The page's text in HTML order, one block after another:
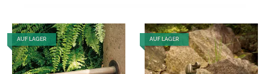
AUF LAGER AUF LAGER